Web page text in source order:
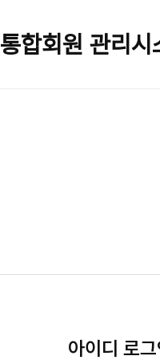
통합회원 관리시
아이디 로그